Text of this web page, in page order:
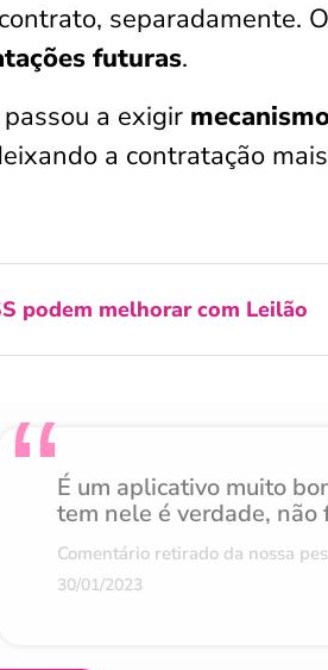
separadamente.
futuras.
a exigir
a contratação
podem melhorar com Leilão
É um aplicativo muito
tem nele é verdade, não
Comentário retirado da nossa
30/01/2023